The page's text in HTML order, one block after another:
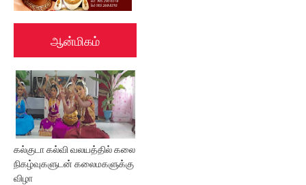
ஆன்மிகம்
கல்குடா கல்வி வலயத்தில் கலை
நிகழ்வுகளுடன் கலைமகளுக்கு
விழா